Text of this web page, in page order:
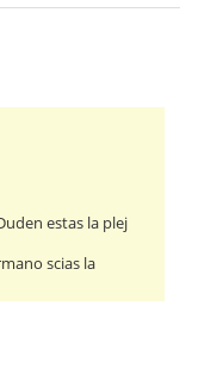
estas la plej
scias la